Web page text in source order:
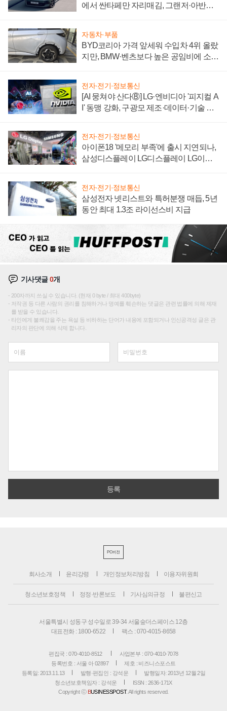
에서 싼타페만 자리매김, 그랜저·아반떼
자동차·부품
BYD코리아 가격 앞세워 수입차 4위 올랐
지만, BMW·벤츠보다 높은 공임비에 소비
전자·전기·정보통신
[AI 뭉쳐야 산다⑧] LG·엔비디아 '피지컬 A
I' 동맹 강화, 구광모 제조·데이터·기술 결
전자·전기·정보통신
아이폰18 '메모리 부족'에 출시 지연되나,
삼성디스플레이 LG디스플레이 LG이노
전자·전기·정보통신
삼성전자 넷리스트와 특허분쟁 매듭, 5년
동안 최대 1.3조 라이선스비 지급
기사댓글0개
200자까지 쓰실 수 있습니다. (현재 0 byte / 최대 400byte)
저작권 등 다른 사람의 권리를 침해하거나 명예를 훼손하는 댓글은 관련 법률에 의해 제재
를 받을 수 있습니다.
타인에게 불쾌감을 주는 욕설 등 비하하는 단어가 내용에 포함되거나 인신공격성 글은 관
리자의 판단에 의해 삭제 합니다.
PC버전
회사소개 윤리강령 개인정보처리방침 이용자위원회
청소년보호정책 정정·반론보도 기사심의규정 불편신고
서울특별시 성동구 성수일로 39-34 서울숲더스페이스 12층
대표전화 : 1800-6522
팩스 : 070-4015-8658
편집국 : 070-4010-8512
사업본부 : 070-4010-7078
등록번호 : 서울 아 02897
제호 : 비즈니스포스트
등록일: 2013.11.13
발행·편집인 : 강석운
발행일자: 2013년 12월 2일
청소년보호책임자 : 강석운
ISSN : 2636-171X
Copyright ⓒ BUSINESSPOST. All rights reserved.